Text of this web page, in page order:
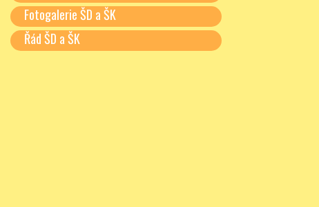
Fotogalerie ŠD a ŠK
Řád ŠD a ŠK